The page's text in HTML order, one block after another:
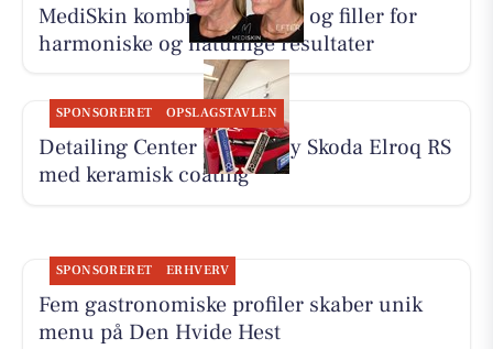
MediSkin kombinerer botox og filler for
harmoniske og naturlige resultater
SPONSORERET OPSLAGSTAVLEN
Detailing Center klargør ny Skoda Elroq RS
med keramisk coating
SPONSORERET ERHVERV
Fem gastronomiske profiler skaber unik
menu på Den Hvide Hest